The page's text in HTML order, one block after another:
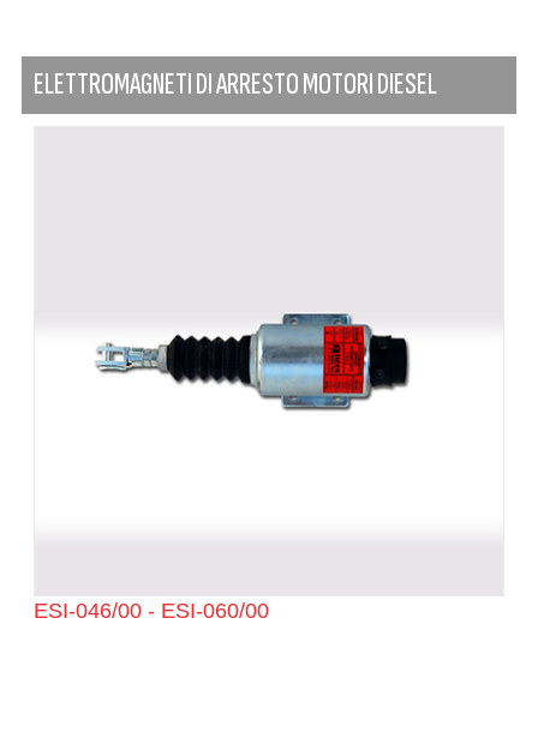
ELETTROMAGNETI DI ARRESTO MOTORI DIESEL
ESI-046/00 - ESI-060/00